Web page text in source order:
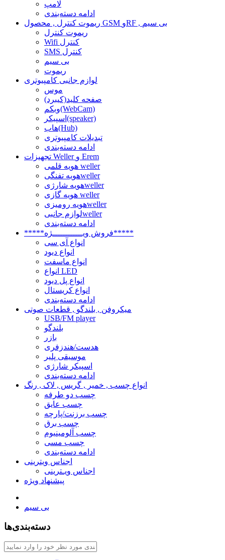
لامپ
ادامه دسته‌بندی
ریموت کنترل , محصول GSM وRF , بی سیم
ریموت کنترل
Wifi کنترل
SMS کنترل
بی سیم
ریموت
لوازم جانبی کامپیوتری
موس
صفحه کلید(کیبرد)
وبکم(WebCam)
اسپیکر(speaker)
هاب(Hub)
تبدیلات کامپیوتری
ادامه دسته‌بندی
تجهیزات Weller و Erem
هویه قلمی weller
هویه تفنگیweller
هویه شارژیweller
هویه گازی weller
هویه رومیزیweller
لوازم جانبیweller
ادامه دسته‌بندی
*****فروش ویــــــــــــژه*****
انواع آی سی
انواع دیود
انواع ماسفت
انواع LED
انواع پل دیود
انواع کریستال
ادامه دسته‌بندی
میکروفن , بلندگو , قطعات صوتی
USB/FM player
بلندگو
بازر
هدست/هندزفری
موسیقی پلیر
اسپیکر شارژی
ادامه دسته‌بندی
انواع چسب , خمیر , گریس , لاک , رنگ
چسب دو طرفه
چسب عایق
چسب برزنت/پارچه
چسب برق
چسب آلومینیوم
چسب مسی
ادامه دسته‌بندی
اجناس ویترینی
اجناس ویـترینی
پیشنهاد ویژه
بی سیم
دسته‌بندی‌ها